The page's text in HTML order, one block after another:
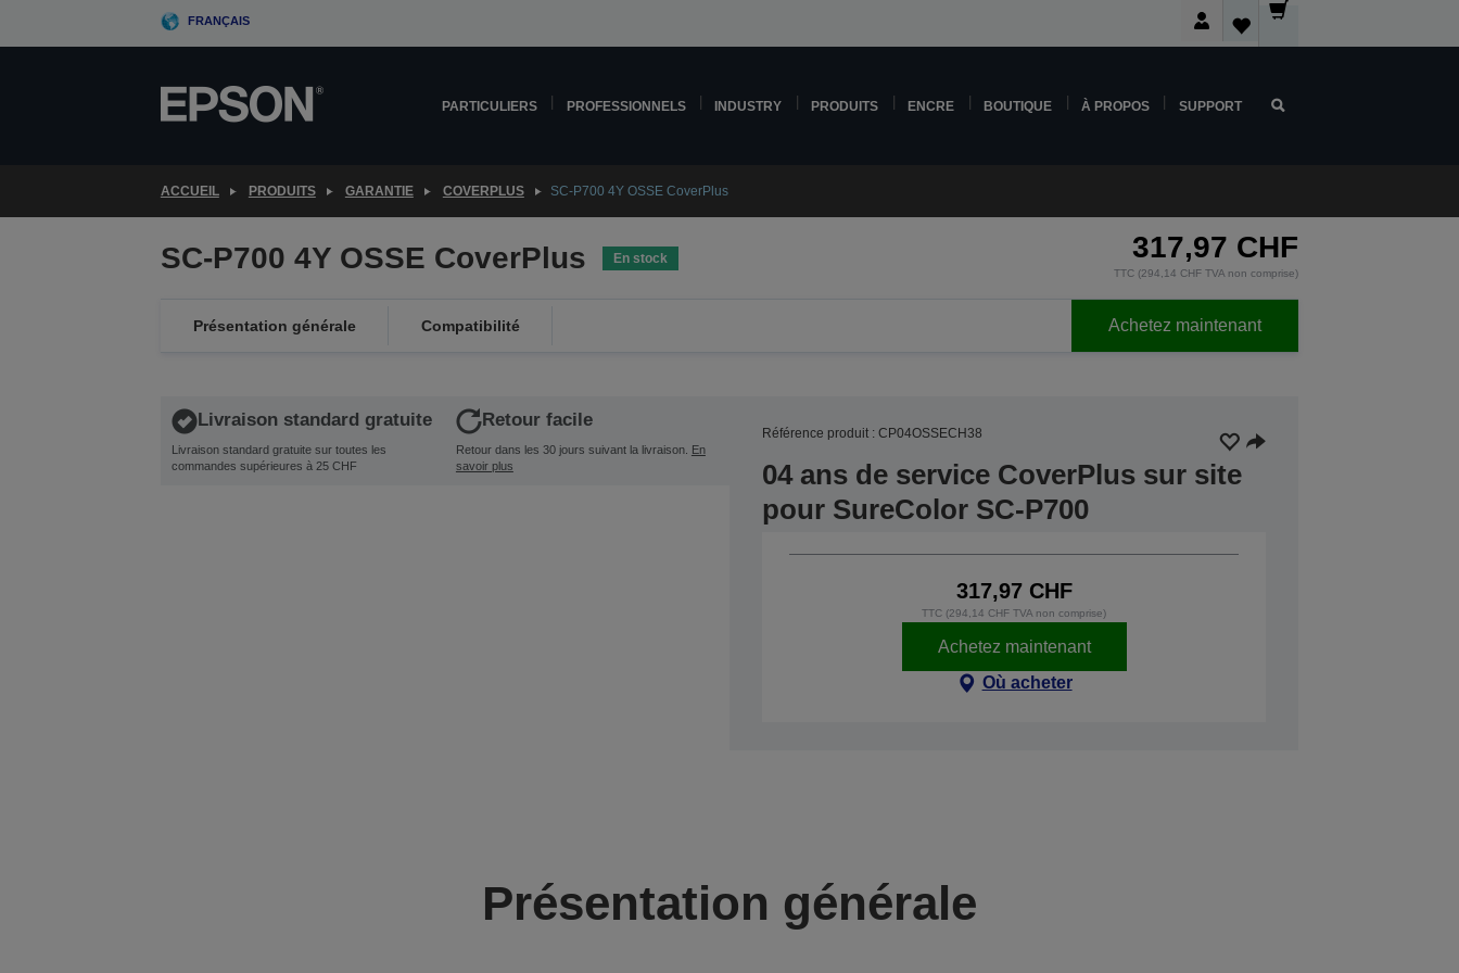
FRANÇAIS
PARTICULIERS PROFESSIONNELS INDUSTRY PRODUITS ENCRE BOUTIQUE À PROPOS SUPPORT
ACCUEIL PRODUITS GARANTIE COVERPLUS SC-P700 4Y OSSE CoverPlus
SC-P700 4Y OSSE CoverPlus En stock 317,97 CHF
TTC (294,14 CHF TVA non comprise)
Présentation générale Compatibilité Achetez maintenant
Livraison standard gratuite
Livraison standard gratuite sur toutes les
commandes supérieures à 25 CHF
Retour facile
Retour dans les 30 jours suivant la livraison. En
savoir plus
Référence produit : CP04OSSECH38
04 ans de service CoverPlus sur site
pour SureColor SC-P700
317,97 CHF
TTC (294,14 CHF TVA non comprise)
Achetez maintenant
Où acheter
Présentation générale